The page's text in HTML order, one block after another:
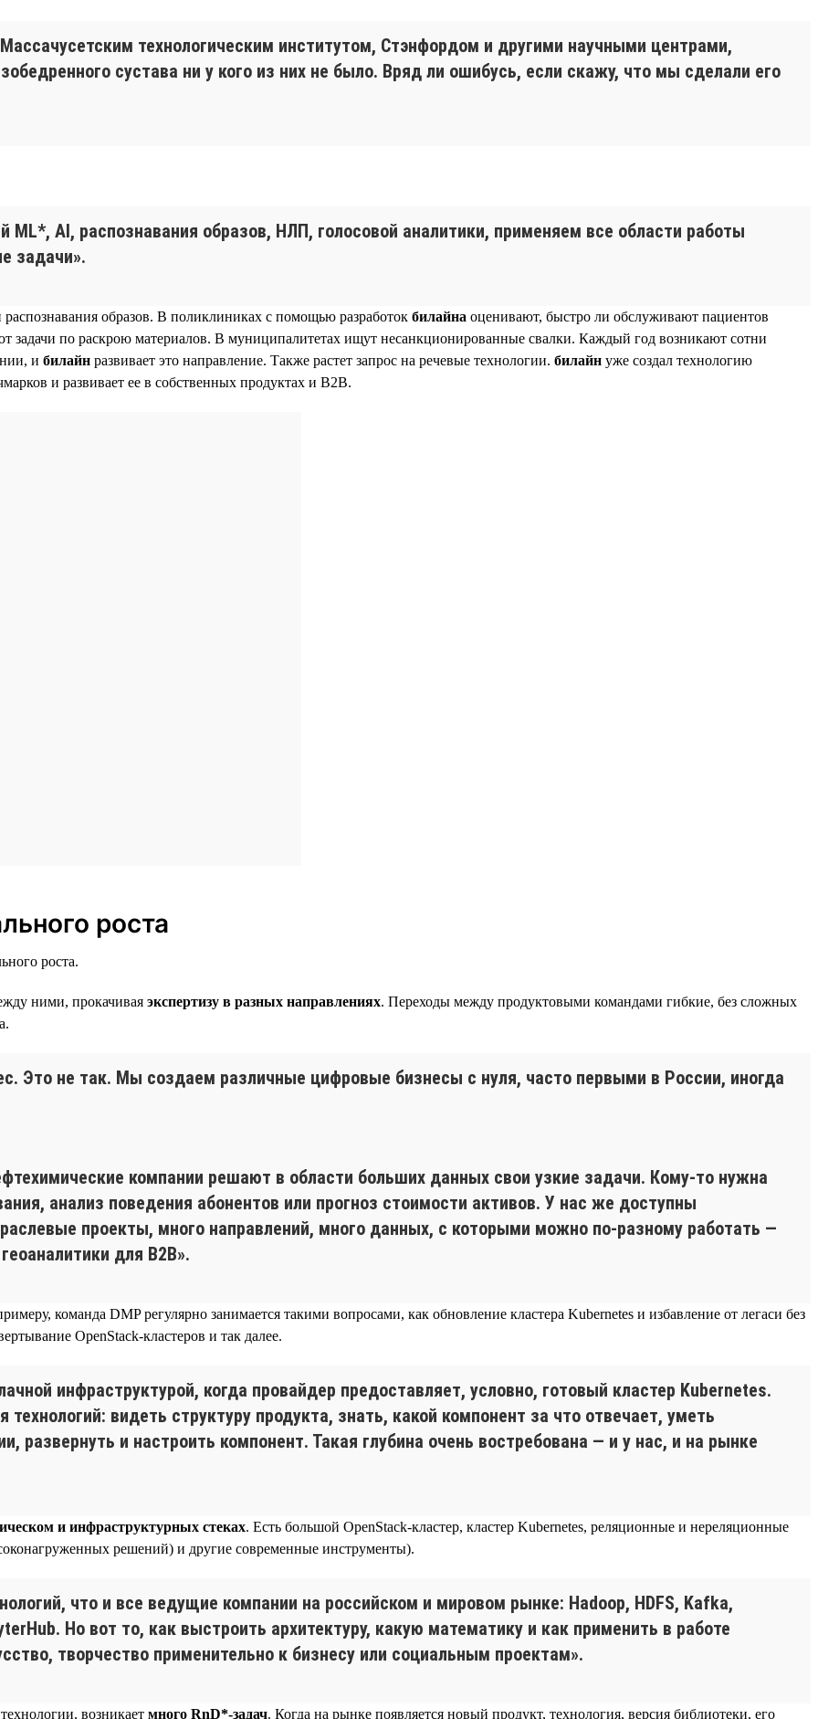
технологическим институтом, Стэнфордом и другими научными центрами,
сустава ни у кого из них не было. Вряд ли ошибусь, если скажу, что мы сделали его
ML*, AI, распознавания образов, НЛП, голосовой аналитики, применяем все области работы
задачи».
образов. В поликлиниках с помощью разработок билайна оценивают, быстро ли обслуживают пациентов
задачи по раскрою материалов. В муниципалитетах ищут несанкционированные свалки. Каждый год возникают сотни
и билайн развивает это направление. Также растет запрос на речевые технологии. билайн уже создал технологию
и развивает ее в собственных продуктах и B2B.
роста
роста.
ними, прокачивая экспертизу в разных направлениях. Переходы между продуктовыми командами гибкие, без сложных
Это не так. Мы создаем различные цифровые бизнесы с нуля, часто первыми в России, иногда
компании решают в области больших данных свои узкие задачи. Кому-то нужна
анализ поведения абонентов или прогноз стоимости активов. У нас же доступны
проекты, много направлений, много данных, с которыми можно по-разному работать —
для B2B».
команда DMP регулярно занимается такими вопросами, как обновление кластера Kubernetes и избавление от легаси без
OpenStack-кластеров и так далее.
инфраструктурой, когда провайдер предоставляет, условно, готовый кластер Kubernetes.
видеть структуру продукта, знать, какой компонент за что отвечает, уметь
развернуть и настроить компонент. Такая глубина очень востребована — и у нас, и на рынке
и инфраструктурных стеках. Есть большой OpenStack-кластер, кластер Kubernetes, реляционные и нереляционные
решений) и другие современные инструменты).
что и все ведущие компании на российском и мировом рынке: Hadoop, HDFS, Kafka,
Но вот то, как выстроить архитектуру, какую математику и как применить в работе
творчество применительно к бизнесу или социальным проектам».
возникает много RnD*-задач. Когда на рынке появляется новый продукт, технология, версия библиотеки, его